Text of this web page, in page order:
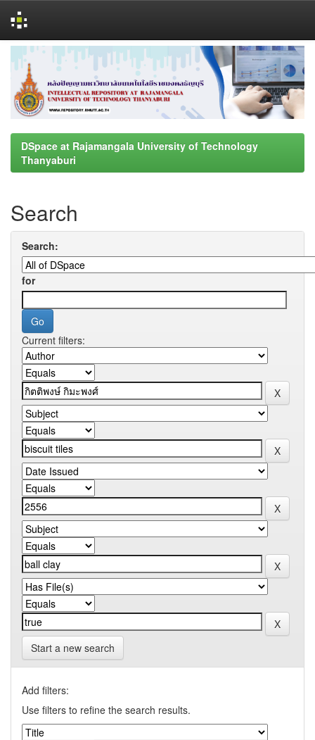
navigation
DSpace at Rajamangala University of Technology
Thanyaburi
Search
Search:
for
Current filters:
Start a new search
Add filters:
Use filters to refine the search results.